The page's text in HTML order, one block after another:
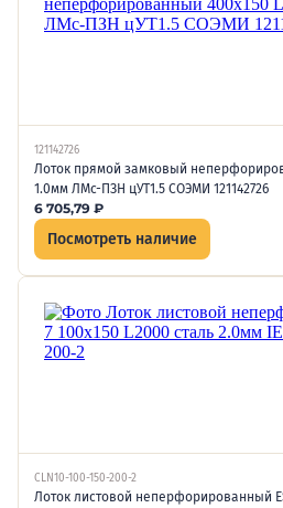
121142726
Лоток прямой замковый
1.0мм ЛМс-ПЗН цУТ1.5 СОЭМИ 121142726
6 705,79 ₽
Посмотреть наличие
CLN10-100-150-200-2
Лоток листовой неперфорированный